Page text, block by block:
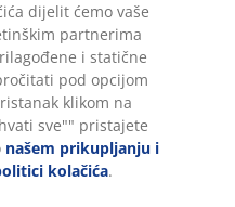
dijelit ćemo vaše
partnerima
i statične
pod opcijom
klikom na
sve"" pristajete
našem prikupljanju i
kolačića.